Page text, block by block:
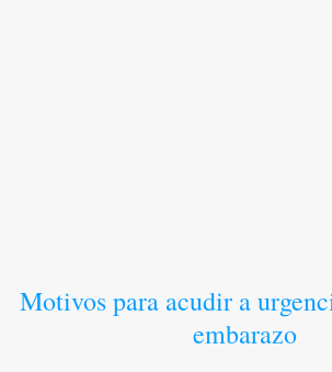
Motivos para acudir a
embarazo